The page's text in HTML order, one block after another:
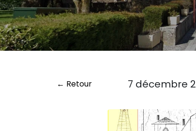
← Retour 7 décembre